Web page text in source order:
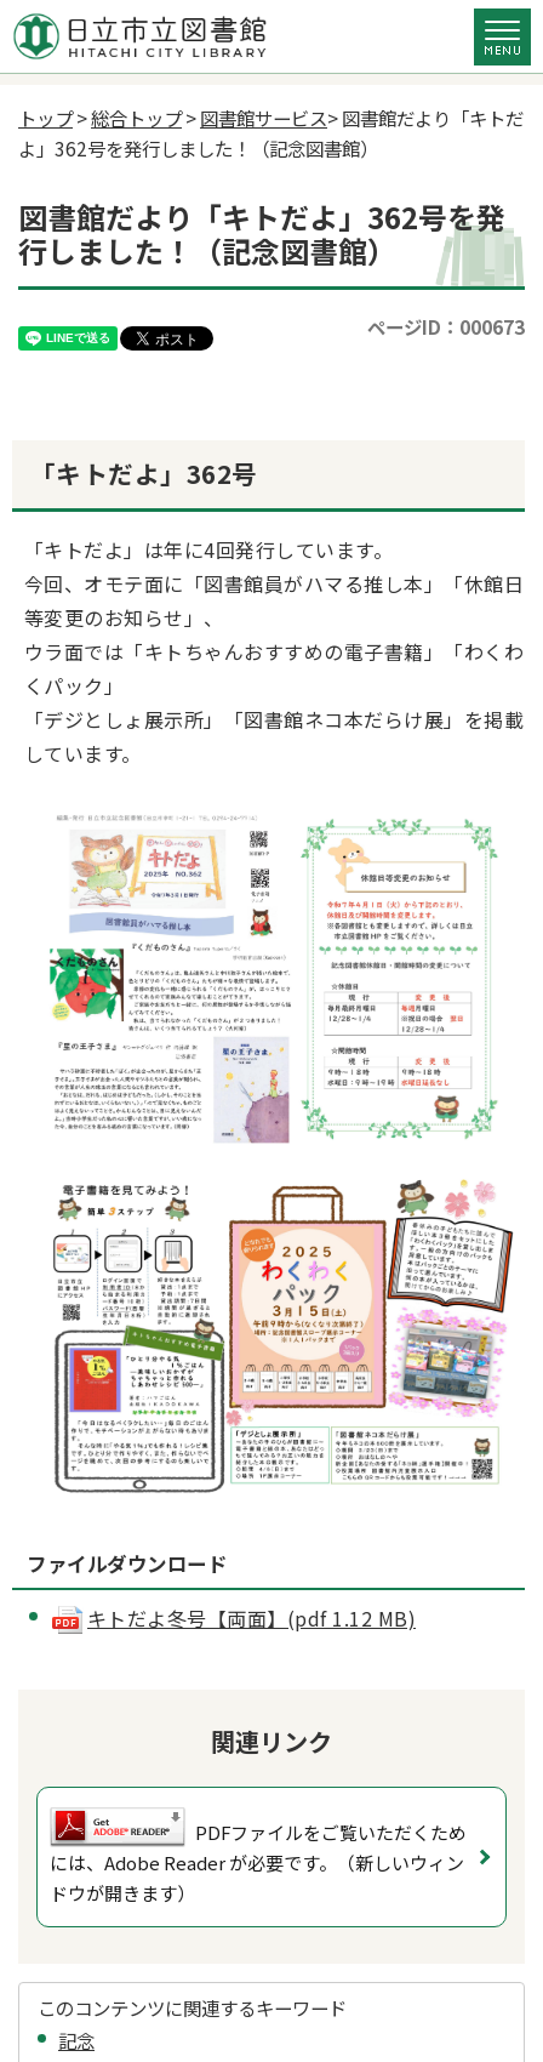
トップ>総合トップ>図書館サービス> 図書館だより「キトだ
よ」362号を発行しました！（記念図書館）
図書館だより「キトだよ」362号を発
行しました！（記念図書館）
ページID：000673
「キトだよ」362号
「キトだよ」は年に4回発行しています。
今回、オモテ面に「図書館員がハマる推し本」「休館日
等変更のお知らせ」、
ウラ面では「キトちゃんおすすめの電子書籍」「わくわ
くパック」
「デジとしょ展示所」「図書館ネコ本だらけ展」を掲載
しています。
ファイルダウンロード
キトだよ冬号【両面】(pdf 1.12 MB)
関連リンク
PDFファイルをご覧いただくため
には、Adobe Reader が必要です。（新しいウィン
ドウが開きます）
このコンテンツに関連するキーワード
記念